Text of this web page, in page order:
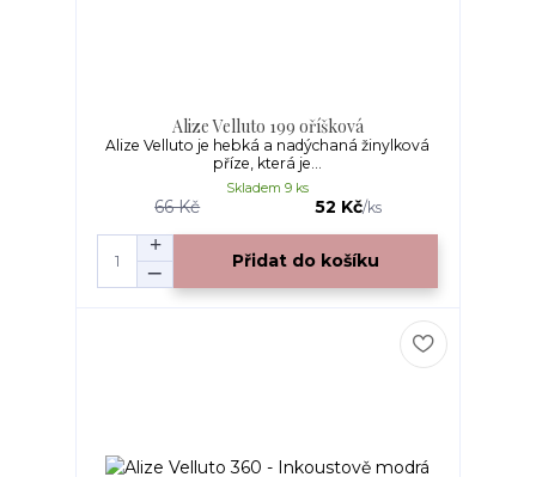
Alize Velluto 199 oříšková
Alize Velluto je hebká a nadýchaná žinylková
příze, která je...
66 Kč 52 Kč/ks
Skladem 9 ks
Přidat do košíku